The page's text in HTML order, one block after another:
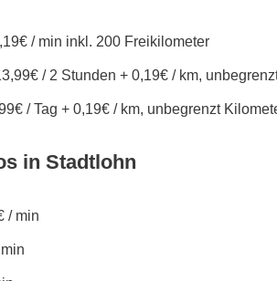
/ min inkl. 200 Freikilometer
/ 2 Stunden + 0,19€ / km,
/ Tag + 0,19€ / km, unbegrenzt
in Stadtlohn
/ min